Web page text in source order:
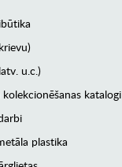
u.c.)
katalogi
plastika